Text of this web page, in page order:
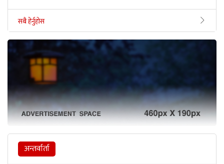
सबै हेर्नुहोस
अन्तर्वार्ता